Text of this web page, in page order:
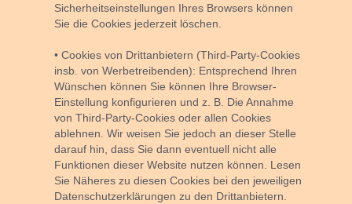
Sicherheitseinstellungen Ihres Browsers können
Sie die Cookies jederzeit löschen.
• Cookies von Drittanbietern (Third-Party-Cookies
insb. von Werbetreibenden): Entsprechend Ihren
Wünschen können Sie können Ihre Browser-
Einstellung konfigurieren und z. B. Die Annahme
von Third-Party-Cookies oder allen Cookies
ablehnen. Wir weisen Sie jedoch an dieser Stelle
darauf hin, dass Sie dann eventuell nicht alle
Funktionen dieser Website nutzen können. Lesen
Sie Näheres zu diesen Cookies bei den jeweiligen
Datenschutzerklärungen zu den Drittanbietern.